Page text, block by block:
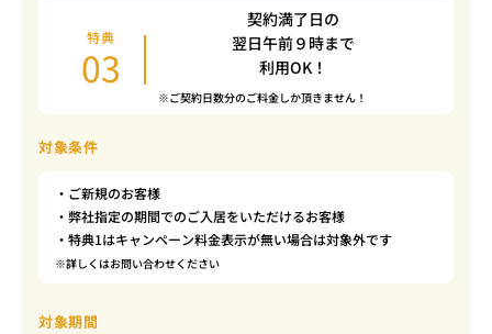
特典
03
契約満了日の
翌日午前９時まで
利用OK！
※ご契約日数分のご料金しか頂きません！
対象条件
・ご新規のお客様
・弊社指定の期間でのご入居をいただけるお客様
・特典1はキャンペーン料金表示が無い場合は対象外です
※詳しくはお問い合わせください
対象期間